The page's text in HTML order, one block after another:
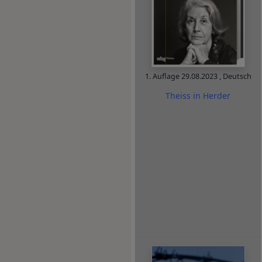
1. Auflage29.08.2023 , Deutsch
Theiss in Herder